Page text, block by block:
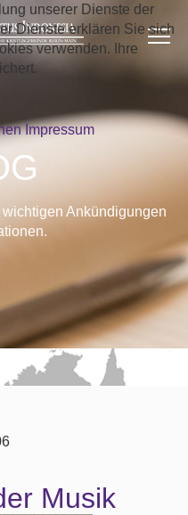
Ankündigungen
Musik
unserer Dienste der
Dienste erklären Sie sich
verwenden. Ihre
Impressum